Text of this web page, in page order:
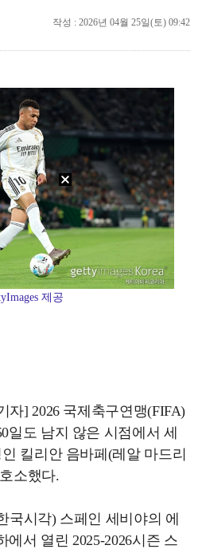
, 완성형 아이돌
, 향수 돋는 스쿨룩
장하오, 비주얼로 압살
득한 에이엠피
작성 : 2026년 04월 25일(토) 09:42
제공
자] 2026 국제축구연맹(FIFA)
일도 남지 않은 시점에서 세
킬리안 음바페(레알 마드리
소했다.
국시각) 스페인 세비야의 에
서 열린 2025-2026시즌 스